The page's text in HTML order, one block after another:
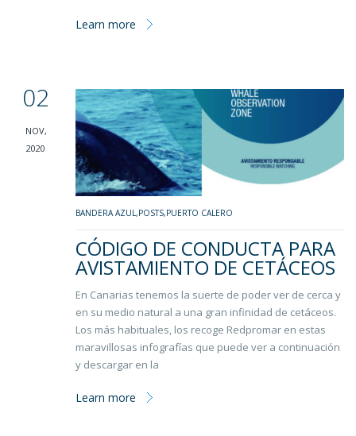
Learn more
02
NOV,
2020
BANDERA AZUL,POSTS,PUERTO CALERO
CÓDIGO DE CONDUCTA PARA
AVISTAMIENTO DE CETÁCEOS
En Canarias tenemos la suerte de poder ver de cerca y
en su medio natural a una gran infinidad de cetáceos.
Los más habituales, los recoge Redpromar en estas
maravillosas infografías que puede ver a continuación
y descargar en la
Learn more